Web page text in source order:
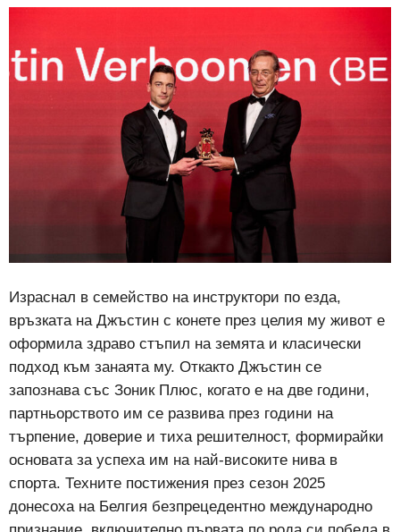
Израснал в семейство на инструктори по езда,
връзката на Джъстин с конете през целия му живот е
оформила здраво стъпил на земята и класически
подход към занаята му. Откакто Джъстин се
запознава със Зоник Плюс, когато е на две години,
партньорството им се развива през години на
търпение, доверие и тиха решителност, формирайки
основата за успеха им на най-високите нива в
спорта. Техните постижения през сезон 2025
донесоха на Белгия безпрецедентно международно